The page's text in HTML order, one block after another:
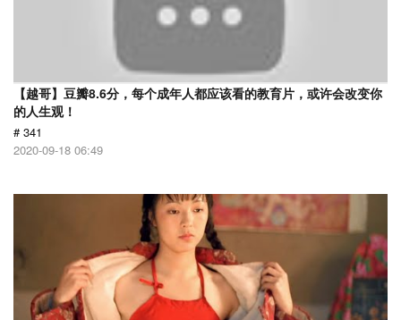
【越哥】豆瓣8.6分，每个成年人都应该看的教育片，或许会改变你
的人生观！
# 341
2020-09-18 06:49